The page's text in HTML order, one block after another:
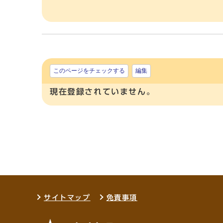
このページをチェックする 編集
現在登録されていません。
サイトマップ 免責事項